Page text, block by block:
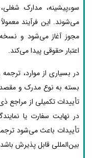
سوءپیشینه، مدارک
می‌شوند. این فرآیند
مجوز آغاز می‌شود و
اعتبار حقوقی پیدا می‌کند.
در بسیاری از موارد،
بسته به نوع مدرک و مقصد
تأییدات تکمیلی از مراجع
در نهایت سفارت یا
تأییدات باعث می‌شود
بین‌المللی قابل پذیرش